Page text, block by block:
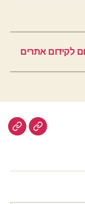
לקידום אתרים
הרשמה
לוח